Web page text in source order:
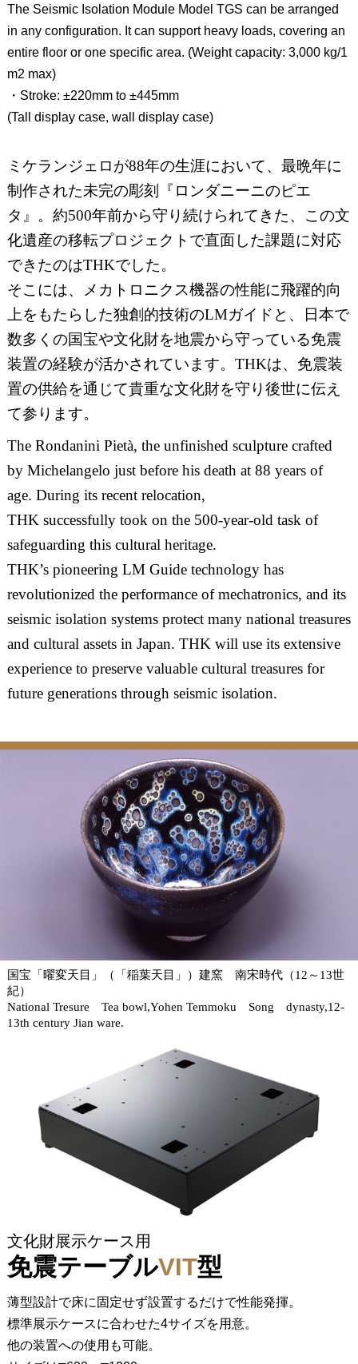
The Seismic Isolation Module Model TGS can be arranged
in any configuration. It can support heavy loads, covering an
entire floor or one specific area. (Weight capacity: 3,000 kg/1
m2 max)
・Stroke: ±220mm to ±445mm
(Tall display case, wall display case)
ミケランジェロが88年の生涯において、最晩年に
制作された未完の彫刻『ロンダニーニのピエ
タ』。約500年前から守り続けられてきた、この文
化遺産の移転プロジェクトで直面した課題に対応
できたのはTHKでした。
そこには、メカトロニクス機器の性能に飛躍的向
上をもたらした独創的技術のLMガイドと、日本で
数多くの国宝や文化財を地震から守っている免震
装置の経験が活かされています。THKは、免震装
置の供給を通じて貴重な文化財を守り後世に伝え
て参ります。
The Rondanini Pietà, the unfinished sculpture crafted
by Michelangelo just before his death at 88 years of
age. During its recent relocation,
THK successfully took on the 500-year-old task of
safeguarding this cultural heritage.
THK’s pioneering LM Guide technology has
revolutionized the performance of mechatronics, and its
seismic isolation systems protect many national treasures
and cultural assets in Japan. THK will use its extensive
experience to preserve valuable cultural treasures for
future generations through seismic isolation.
国宝「曜変天目」（「稲葉天目」）建窯 南宋時代（12～13世
紀）
National Tresure Tea bowl,Yohen Temmoku Song dynasty,12-
13th century Jian ware.
文化財展示ケース用
免震テーブルVIT型
薄型設計で床に固定せず設置するだけで性能発揮。
標準展示ケースに合わせた4サイズを用意。
他の装置への使用も可能。